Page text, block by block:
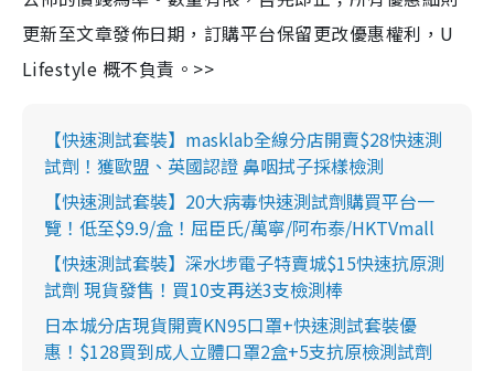
更新至文章發佈日期，訂購平台保留更改優惠權利，U
Lifestyle 概不負責。>>
【快速測試套裝】masklab全線分店開賣$28快速測
試劑！獲歐盟、英國認證 鼻咽拭子採樣檢測
【快速測試套裝】20大病毒快速測試劑購買平台一
覽！低至$9.9/盒！屈臣氏/萬寧/阿布泰/HKTVmall
【快速測試套裝】深水埗電子特賣城$15快速抗原測
試劑 現貨發售！買10支再送3支檢測棒
日本城分店現貨開賣KN95口罩+快速測試套裝優
惠！$128買到成人立體口罩2盒+5支抗原檢測試劑